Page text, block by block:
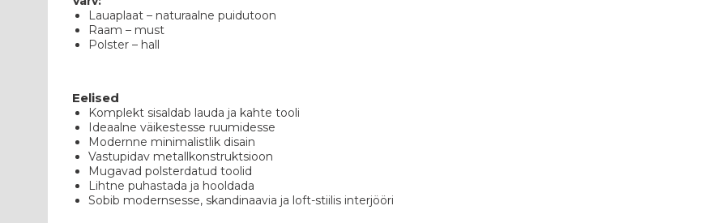
Lauaplaat – naturaalne puidutoon
Raam – must
Polster – hall
Eelised
Komplekt sisaldab lauda ja kahte tooli
Ideaalne väikestesse ruumidesse
Modernne minimalistlik disain
Vastupidav metallkonstruktsioon
Mugavad polsterdatud toolid
Lihtne puhastada ja hooldada
Sobib modernsesse, skandinaavia ja loft-stiilis interjööri